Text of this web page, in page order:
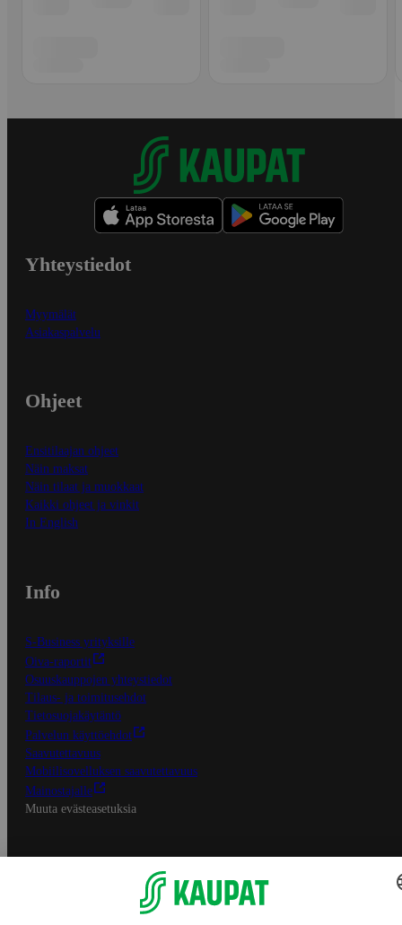
Yhteystiedot
Myymälät
Asiakaspalvelu
Ohjeet
Ensitilaajan ohjeet
Näin maksat
Näin tilaat ja muokkaat
Kaikki ohjeet ja vinkit
In English
Info
S-Business yrityksille
Oiva-raportit
Osuuskauppojen yhteystiedot
Tilaus- ja toimitusehdot
Tietosuojakäytäntö
Palvelun käyttöehdot
Saavutettavuus
Mobiilisovelluksen saavutettavuus
Mainostajalle
Muuta evästeasetuksia
S-ryhmän palvelut